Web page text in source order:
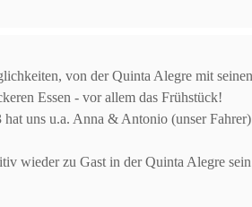
von der Quinta Alegre mit
Essen - vor allem das Frühstück!
uns u.a. Anna & Antonio (unser
wieder zu Gast in der Quinta Alegre